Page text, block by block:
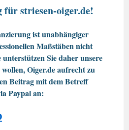
striesen-oiger.de!
ist unabhängiger
Maßstäben nicht
Sie daher unsere
Oiger.de aufrecht zu
Beitrag mit dem Betreff
Paypal an: